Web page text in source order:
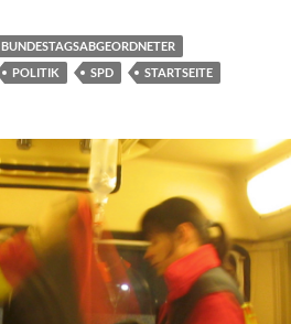
BUNDESTAGSABGEORDNETER
POLITIK SPD STARTSEITE